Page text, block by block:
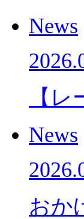
News
【
News
おか